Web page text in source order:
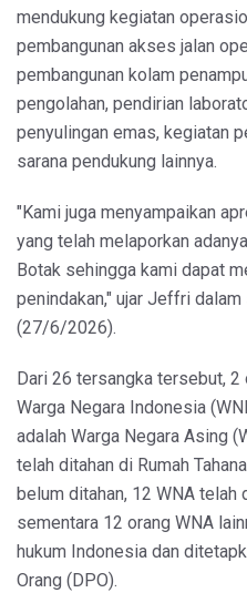
mendukung kegiatan
pembangunan akses jalan
pembangunan kolam
pengolahan, pendirian
penyulingan emas, kegiatan
sarana pendukung lainnya.
"Kami juga menyampaikan
yang telah melaporkan
Botak sehingga kami dapat
penindakan," ujar Jeffri
(27/6/2026).
Dari 26 tersangka tersebut, 2
Warga Negara Indonesia
adalah Warga Negara Asing
telah ditahan di Rumah
belum ditahan, 12 WNA telah
sementara 12 orang WNA
hukum Indonesia dan
Orang (DPO).